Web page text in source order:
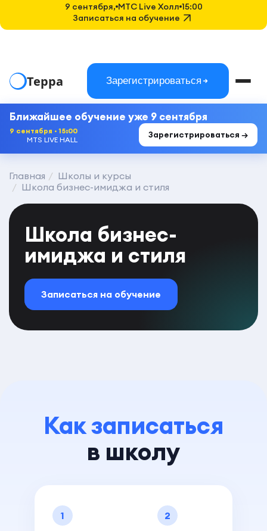
Терра Зарегистрироваться
Ближайшее обучение уже 9 сентября
9 сентября · 15:00
MTS LIVE HALL
Зарегистрироваться →
Главная
Школы и курсы
Школа бизнес-имиджа и стиля
Школа бизнес-
имиджа и стиля
Записаться на обучение
Как записаться
в школу
1 2
9 сентября, MTC Live Холл 15:00
Записаться на обучение